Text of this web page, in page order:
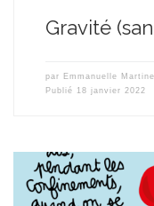
Gravité
par Emmanuelle
Publié 18 janvier 2022